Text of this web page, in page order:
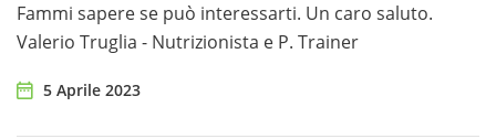
Fammi sapere se può interessarti. Un caro saluto.
Valerio Truglia - Nutrizionista e P. Trainer
5 Aprile 2023